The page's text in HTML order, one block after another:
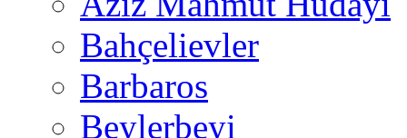
Bahçelievler
Barbaros
Beylerbeyi